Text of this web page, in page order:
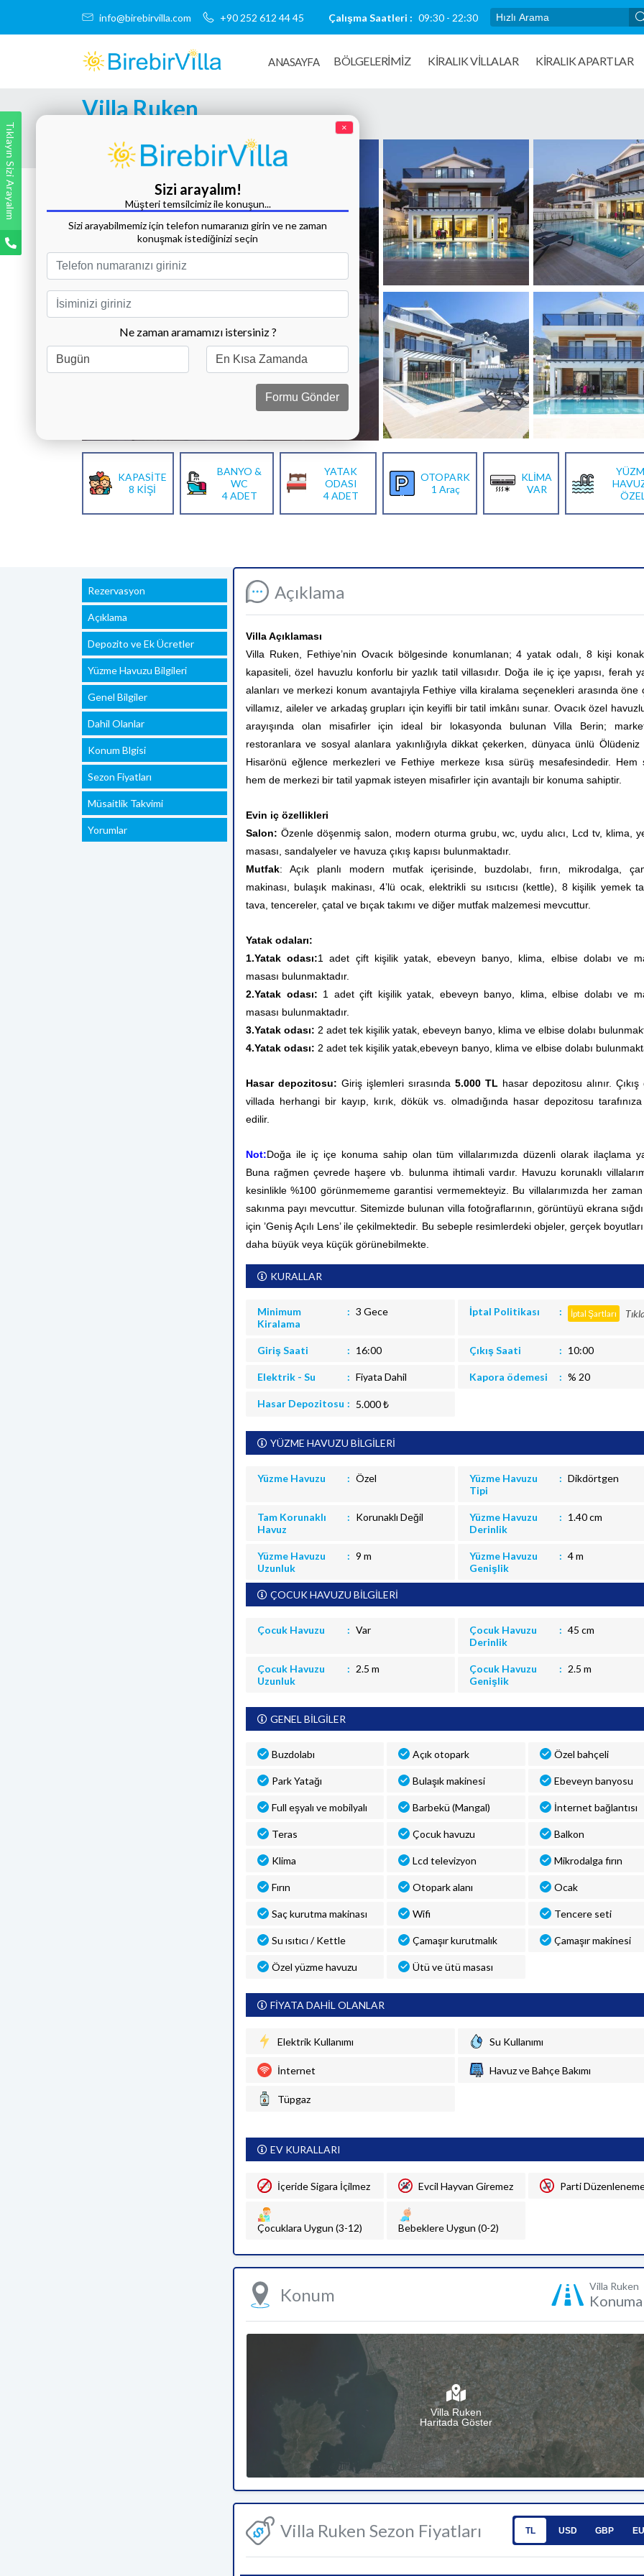
info@birebirvilla.com +90 252 612 44 45 Çalışma Saatleri : 09:30 - 22:30
ANASAYFA BÖLGELERİMİZ KIRALIK VILLALAR KİRALIK APARTLAR
Villa Ruken
Tüm Fotoğrafları Göster
KAPASİTE
8 KİŞİ
BANYO &
WC
4 ADET
YATAK
ODASI
4 ADET
OTOPARK
1 Araç
KLİMA
VAR
Rezervasyon
Açıklama
Depozito ve Ek Ücretler
Yüzme Havuzu Bilgileri
Genel Bilgiler
Dahil Olanlar
Konum Blgisi
Sezon Fiyatları
Müsaitlik Takvimi
Yorumlar
Açıklama
Villa Açıklaması
Villa Ruken, Fethiye’nin Ovacık bölgesinde konumlanan; 4 yatak odalı, 8 kişi
kapasiteli, özel havuzlu konforlu bir yazlık tatil villasıdır. Doğa ile iç içe yapısı, ferah
alanları ve merkezi konum avantajıyla Fethiye villa kiralama seçenekleri arasında öne
villamız, aileler ve arkadaş grupları için keyifli bir tatil imkânı sunar. Ovacık özel
arayışında olan misafirler için ideal bir lokasyonda bulunan Villa Berin;
restoranlara ve sosyal alanlara yakınlığıyla dikkat çekerken, dünyaca ünlü Ölüdeniz
Hisarönü eğlence merkezleri ve Fethiye merkeze kısa sürüş mesafesindedir. Hem
hem de merkezi bir tatil yapmak isteyen misafirler için avantajlı bir konuma sahiptir.
Evin iç özellikleri
Salon: Özenle döşenmiş salon, modern oturma grubu, wc, uydu alıcı, Lcd tv, klima,
masası, sandalyeler ve havuza çıkış kapısı bulunmaktadır.
Mutfak: Açık planlı modern mutfak içerisinde, buzdolabı, fırın, mikrodalga,
makinası, bulaşık makinası, 4’lü ocak, elektrikli su ısıtıcısı (kettle), 8 kişilik yemek
tava, tencereler, çatal ve bıçak takımı ve diğer mutfak malzemesi mevcuttur.
Yatak odaları:
1.Yatak odası:1 adet çift kişilik yatak, ebeveyn banyo, klima, elbise dolabı ve
masası bulunmaktadır.
2.Yatak odası: 1 adet çift kişilik yatak ebeveyn banyo, klima, elbise dolabı ve
masası bulunmaktadır.
3.Yatak odası: 2 adet tek kişilik yatak, ebeveyn banyo, klima ve elbise dolabı
4.Yatak odası: 2 adet tek kişilik yatak, ebeveyn banyo, klima ve elbise dolabı
Hasar depozitosu: Giriş işlemleri sırasında 5.000 TL hasar depozitosu alınır. Çıkış
villada herhangi bir kayıp, kırık, dökük vs. olmadığında hasar depozitosu
edilir.
Not:Doğa ile iç içe konuma sahip olan tüm villalarımızda düzenli olarak ilaçlama
Buna rağmen çevrede haşere vb. bulunma ihtimali vardır. Havuzu korunaklı
kesinlikle %100 görünmememe garantisi vermemekteyiz. Bu villalarımızda her
sakınma payı mevcuttur. Sitemizde bulunan villa fotoğraflarının, görüntüyü ekrana
için ’Geniş Açılı Lens’ ile çekilmektedir. Bu sebeple resimlerdeki objeler, gerçek
daha büyük veya küçük görünebilmekte.
KURALLAR
Minimum
Kiralama
3 Gece İptal Politikası İptal Şartları
Giriş Saati 16:00 Çıkış Saati 10:00
Elektrik - Su Fiyata Dahil Kapora ödemesi % 20
Hasar Depozitosu 5.000 ₺
YÜZME HAVUZU BİLGİLERİ
Yüzme Havuzu Özel
Yüzme Havuzu
Tipi
Dikdörtgen
Tam Korunaklı
Havuz
Korunaklı Değil
Yüzme Havuzu
Derinlik
1.40 cm
Yüzme Havuzu
Uzunluk
9 m
Yüzme Havuzu
Genişlik
4 m
ÇOCUK HAVUZU BİLGİLERİ
Çocuk Havuzu Var
Çocuk Havuzu
Derinlik
45 cm
Çocuk Havuzu
Uzunluk
2.5 m
Çocuk Havuzu
Genişlik
2.5 m
GENEL BİLGİLER
Buzdolabı Açık otopark Özel bahçeli
Park Yatağı Bulaşık makinesi Ebeveyn banyosu
Full eşyalı ve mobilyalı Barbekü (Mangal) İnternet bağlantısı
Teras Çocuk havuzu Balkon
Klima Lcd televizyon Mikrodalga fırın
Fırın Otopark alanı Ocak
Saç kurutma makinası Wifi Tencere seti
Su ısıtıcı / Kettle Çamaşır kurutmalık Çamaşır makinesi
Özel yüzme havuzu Ütü ve ütü masası
FİYATA DAHİL OLANLAR
Elektrik Kullanımı Su Kullanımı
İnternet Havuz ve Bahçe Bakımı
Tüpgaz
EV KURALLARI
İçeride Sigara İçilmez Evcil Hayvan Giremez Parti
Çocuklara Uygun (3-12) Bebeklere Uygun (0-2)
Konum Villa Ruken
Villa Ruken
Haritada Göster
Villa Ruken Sezon Fiyatları TL USD GBP
Tıklayın Sizi Arayalım ×
Sizi arayalım!
Müşteri temsilcimiz ile konuşun...
Sizi arayabilmemiz için telefon numaranızı girin ve ne zaman
konuşmak istediğinizi seçin
Ne zaman aramamızı istersiniz ?
Formu Gönder